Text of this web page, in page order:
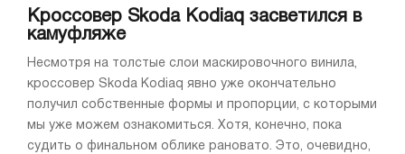
Кроссовер Skoda Kodiaq засветился в
камуфляже
Несмотря на толстые слои маскировочного винила,
кроссовер Skoda Kodiaq явно уже окончательно
получил собственные формы и пропорции, с которыми
мы уже можем ознакомиться. Хотя, конечно, пока
судить о финальном облике рановато. Это, очевидно,